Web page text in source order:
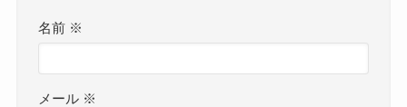
名前 ※
メール ※